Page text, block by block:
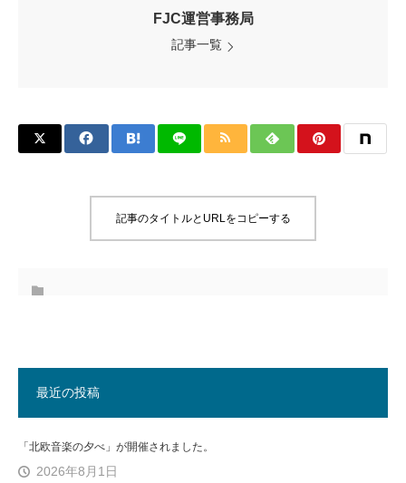
FJC運営事務局
記事一覧
記事のタイトルとURLをコピーする
最近の投稿
「北欧音楽の夕べ」が開催されました。
2026年8月1日